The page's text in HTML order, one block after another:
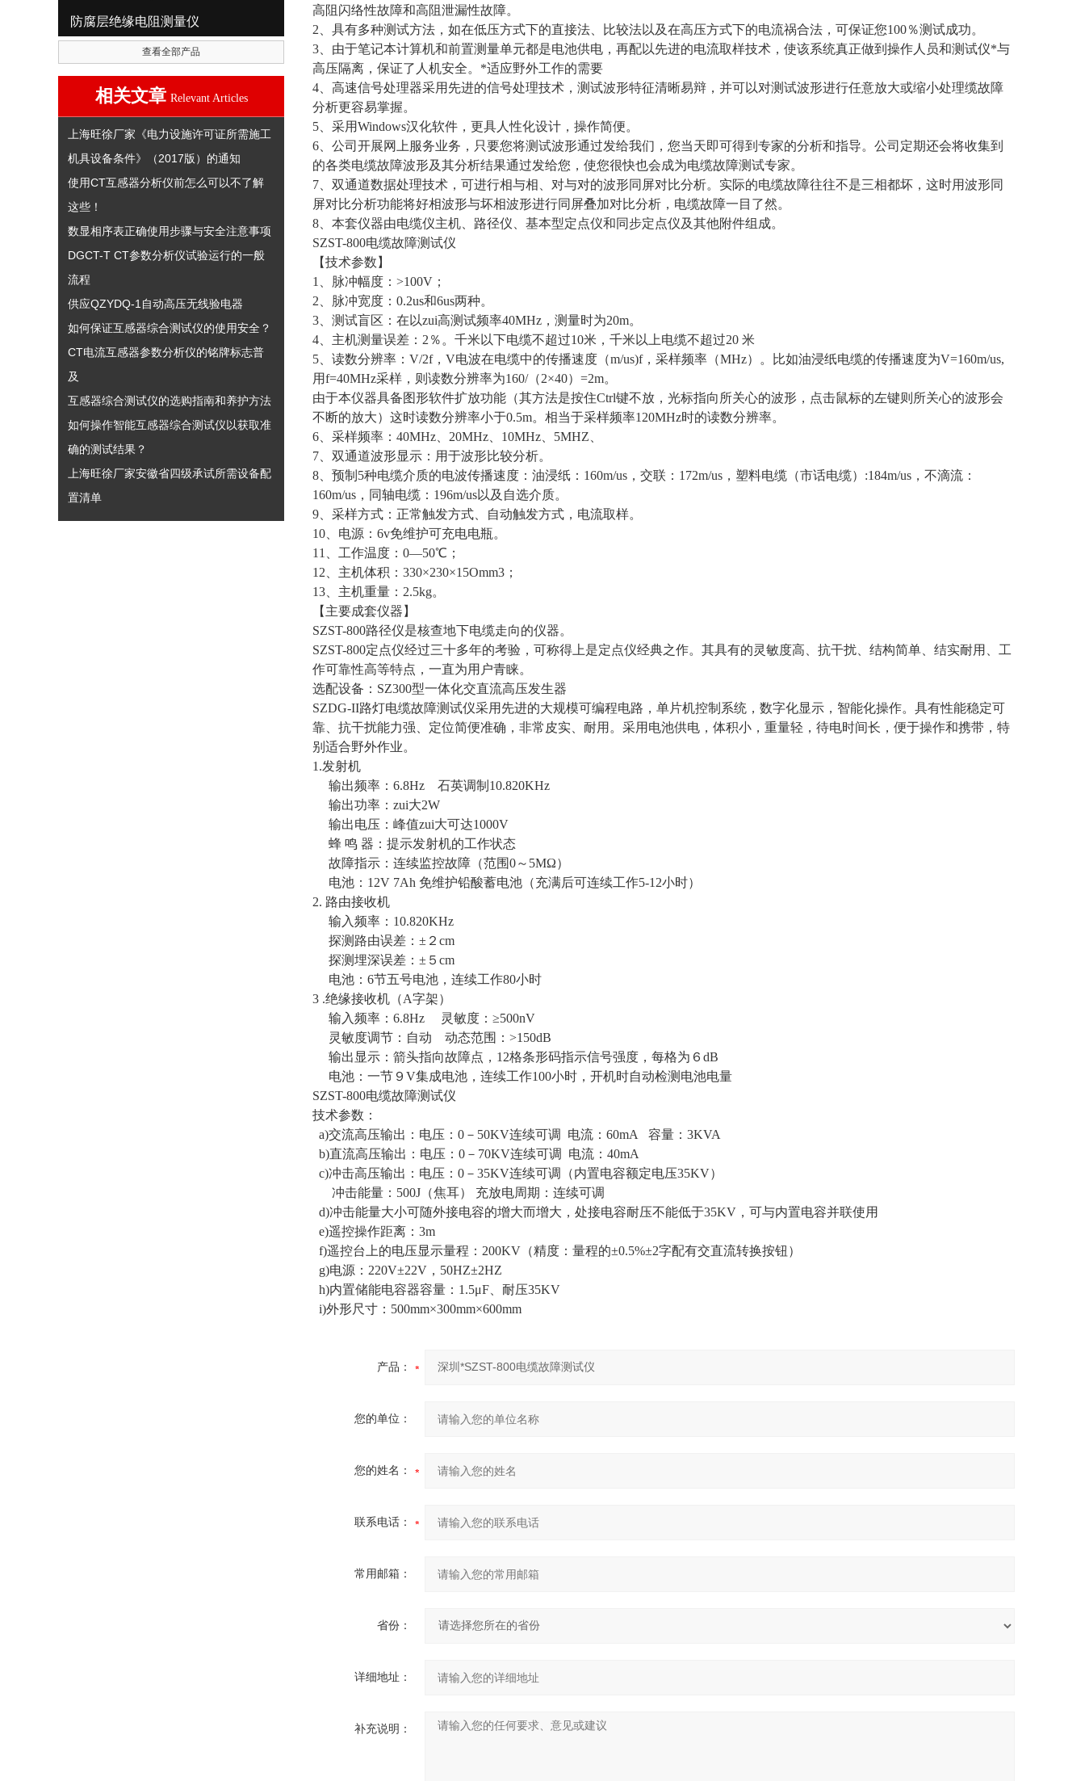
防腐层绝缘电阻测量仪
查看全部产品
相关文章 Relevant Articles
上海旺徐厂家《电力设施许可证所需施工
机具设备条件》（2017版）的通知
使用CT互感器分析仪前怎么可以不了解
这些！
数显相序表正确使用步骤与安全注意事项
DGCT-T CT参数分析仪试验运行的一般
流程
供应QZYDQ-1自动高压无线验电器
如何保证互感器综合测试仪的使用安全？
CT电流互感器参数分析仪的铭牌标志普
及
互感器综合测试仪的选购指南和养护方法
如何操作智能互感器综合测试仪以获取准
确的测试结果？
上海旺徐厂家安徽省四级承试所需设备配
置清单
高阻闪络性故障和高阻泄漏性故障。
2、具有多种测试方法，如在低压方式下的直接法、比较法以及在高压方式下的电流祸合法， 可保证您100％测试成功。
3、由于笔记本计算机和前置测量单元都是电池供电，再配以先进的电流取样技术，使该系统真正做到操作人员和测试仪*与
高压隔离，保证了人机安全。*适应野外工作的需要
4、高速信号处理器采用先进的信号处理技术，测试波形特征清晰易辩，并可以对测试波形进行任意放大或缩小处理缆故障
分析更容易掌握。
5、采用Windows汉化软件，更具人性化设计，操作简便。
6、公司开展网上服务业务，只要您将测试波形通过发给我们，您当天即可得到专家的分析和指导。公司定期还会将收集到
的各类电缆故障波形及其分析结果通过发给您，使您很快也会成为电缆故障测试专家。
7、双通道数据处理技术，可进行相与相、对与对的波形同屏对比分析。实际的电缆故障往往不是三相都坏，这时用波形同
屏对比分析功能将好相波形与坏相波形进行同屏叠加对比分析，电缆故障一目了然。
8、本套仪器由电缆仪主机、路径仪、基本型定点仪和同步定点仪及其他附件组成。
SZST-800电缆故障测试仪
【技术参数】
1、脉冲幅度：>100V；
2、脉冲宽度：0.2us和6us两种。
3、测试盲区：在以zui高测试频率40MHz，测量时为20m。
4、主机测量误差：2％。千米以下电缆不超过10米，千米以上电缆不超过20 米
5、读数分辨率：V/2f，V电波在电缆中的传播速度（m/us)f，采样频率（MHz）。比如油浸纸电缆的传播速度为V=160m/us,
用f=40MHz采样，则读数分辨率为160/（2×40）=2m。
由于本仪器具备图形软件扩放功能（其方法是按住Ctrl键不放，光标指向所关心的波形，点击鼠标的左键则所关心的波形会
不断的放大）这时读数分辨率小于0.5m。相当于采样频率120MHz时的读数分辨率。
6、采样频率：40MHz、20MHz、10MHz、5MHZ、
7、双通道波形显示：用于波形比较分析。
8、预制5种电缆介质的电波传播速度：油浸纸：160m/us，交联：172m/us，塑料电缆（市话电缆）:184m/us，不滴流：
160m/us，同轴电缆：196m/us以及自选介质。
9、采样方式：正常触发方式、自动触发方式，电流取样。
10、电源：6v免维护可充电电瓶。
11、工作温度：0—50℃；
12、主机体积：330×230×15Omm3；
13、主机重量：2.5kg。
【主要成套仪器】
SZST-800路径仪是核查地下电缆走向的仪器。
SZST-800定点仪经过三十多年的考验，可称得上是定点仪经典之作。其具有的灵敏度高、抗干扰、结构简单、结实耐用、工
作可靠性高等特点，一直为用户青睐。
选配设备：SZ300型一体化交直流高压发生器
SZDG-II路灯电缆故障测试仪采用先进的大规模可编程电路，单片机控制系统，数字化显示，智能化操作。具有性能稳定可
靠、抗干扰能力强、定位简便准确，非常皮实、耐用。采用电池供电，体积小，重量轻，待电时间长，便于操作和携带，特
别适合野外作业。
1.发射机
输出频率：6.8Hz 石英调制10.820KHz
输出功率：zui大2W
输出电压：峰值zui大可达1000V
蜂 鸣 器：提示发射机的工作状态
故障指示：连续监控故障（范围0～5MΩ）
电池：12V 7Ah 免维护铅酸蓄电池（充满后可连续工作5-12小时）
2. 路由接收机
输入频率：10.820KHz
探测路由误差：±２cm
探测埋深误差：±５cm
电池：6节五号电池，连续工作80小时
3 .绝缘接收机（A字架）
输入频率：6.8Hz 灵敏度：≥500nV
灵敏度调节：自动 动态范围：>150dB
输出显示：箭头指向故障点，12格条形码指示信号强度，每格为６dB
电池：一节９V集成电池，连续工作100小时，开机时自动检测电池电量
SZST-800电缆故障测试仪
技术参数：
a)交流高压输出：电压：0－50KV连续可调 电流：60mA 容量：3KVA
b)直流高压输出：电压：0－70KV连续可调 电流：40mA
c)冲击高压输出：电压：0－35KV连续可调（内置电容额定电压35KV）
冲击能量：500J（焦耳） 充放电周期：连续可调
d)冲击能量大小可随外接电容的增大而增大，处接电容耐压不能低于35KV，可与内置电容并联使用
e)遥控操作距离：3m
f)遥控台上的电压显示量程：200KV（精度：量程的±0.5%±2字配有交直流转换按钮）
g)电源：220V±22V，50HZ±2HZ
h)内置储能电容器容量：1.5μF、耐压35KV
i)外形尺寸：500mm×300mm×600mm
产品：
您的单位：
您的姓名：
联系电话：
常用邮箱：
省份：
详细地址：
补充说明：